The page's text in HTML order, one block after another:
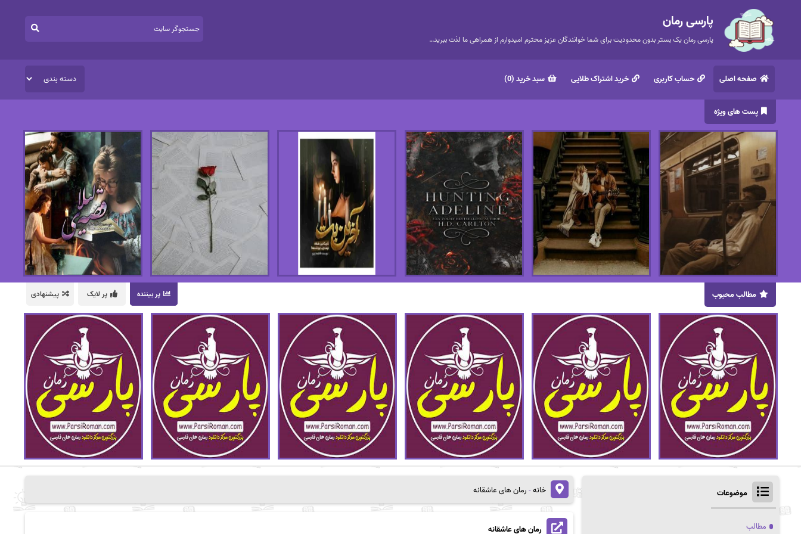
پارسی رمان
پارسی رمان یک بستر بدون محدودیت برای شما خوانندگان عزیز محترم امیدوارم از همراهی ما لذت ببرید…
صفحه اصلی حساب کاربری خرید اشتراک طلایی سبد خرید (0)
پست های ویژه
پر بیننده پر لایک پیشنهادی مطالب محبوب
خانه-رمان های عاشقانه
رمان های عاشقانه
موضوعات
مطالب